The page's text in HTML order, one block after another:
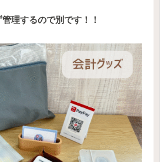
理するので別です！！